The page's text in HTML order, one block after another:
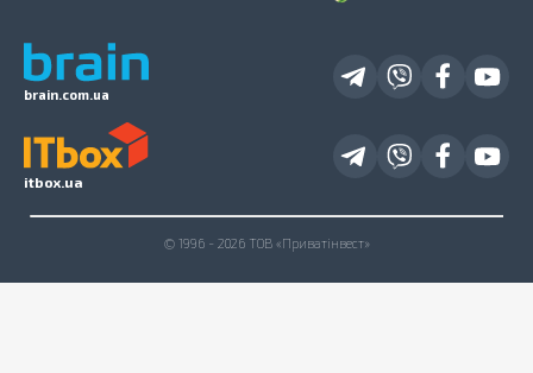
brain.com.ua
itbox.ua
© 1996 - 2026 ТОВ «Приватінвест»